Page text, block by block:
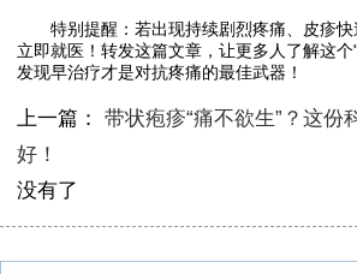
特别提醒：若出现持续剧烈疼痛、皮疹快
立即就医！转发这篇文章，让更多人了解这
发现早治疗才是对抗疼痛的最佳武器！
上一篇：
带状疱疹“痛不欲生”？这份
好！
没有了